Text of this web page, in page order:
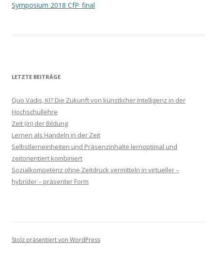
Symposium 2018 CfP_final
LETZTE BEITRÄGE
Quo Vadis, KI? Die Zukunft von künstlicher Intelligenz in der
Hochschullehre
Zeit (in) der Bildung
Lernen als Handeln in der Zeit
Selbstlerneinheiten und Präsenzinhalte lernoptimal und
zeitorientiert kombiniert
Sozialkompetenz ohne Zeitdruck vermitteln in virtueller –
hybrider – präsenter Form
Stolz präsentiert von WordPress